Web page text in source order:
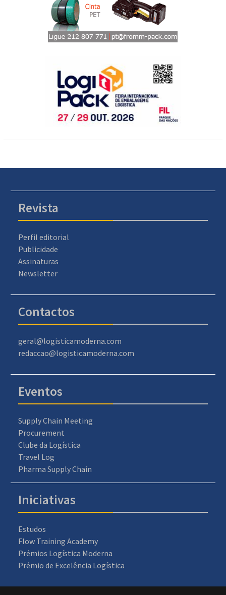
Revista
Perfil editorial
Publicidade
Assinaturas
Newsletter
Contactos
geral@logisticamoderna.com
redaccao@logisticamoderna.com
Eventos
Supply Chain Meeting
Procurement
Clube da Logística
Travel Log
Pharma Supply Chain
Iniciativas
Estudos
Flow Training Academy
Prémios Logística Moderna
Prémio de Excelência Logística